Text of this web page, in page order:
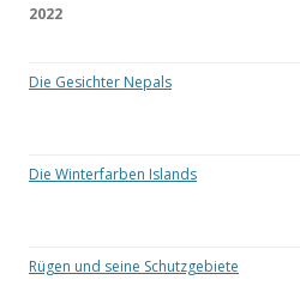
2022
Die Gesichter Nepals
Die Winterfarben Islands
Rügen und seine Schutzgebiete